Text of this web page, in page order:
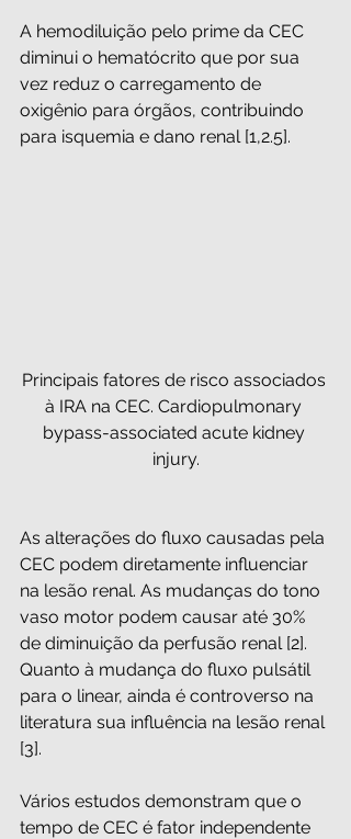
A hemodiluição pelo prime da CEC
diminui o hematócrito que por sua
vez reduz o carregamento de
oxigênio para órgãos, contribuindo
para isquemia e dano renal [1,2.5].
Principais fatores de risco associados
à IRA na CEC. Cardiopulmonary
bypass-associated acute kidney
injury.
As alterações do fluxo causadas pela
CEC podem diretamente influenciar
na lesão renal. As mudanças do tono
vaso motor podem causar até 30%
de diminuição da perfusão renal [2].
Quanto à mudança do fluxo pulsátil
para o linear, ainda é controverso na
literatura sua influência na lesão renal
[3].
Vários estudos demonstram que o
tempo de CEC é fator independente